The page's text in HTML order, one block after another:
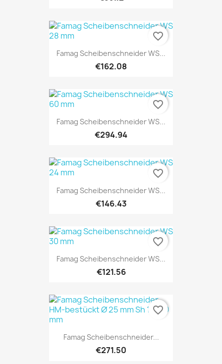
Famag Scheibenschneider WS...
€162.08
favorite_border
Famag Scheibenschneider WS...
€294.94
favorite_border
Famag Scheibenschneider WS...
€146.43
favorite_border
Famag Scheibenschneider WS...
€121.56
favorite_border
Famag Scheibenschneider...
€271.50
favorite_border